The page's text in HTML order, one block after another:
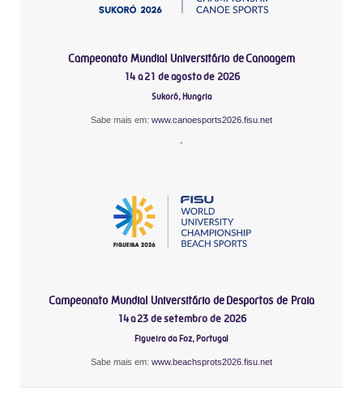
Campeonato Mundial Universitário de Canoagem
14 a 21 de agosto de 2026
Sukoró, Hungria
Sabe mais em: www.canoesports2026.fisu.net
-
Campeonato Mundial Universitário de Desportos de Praia
14 a 23 de setembro de 2026
Figueira da Foz, Portugal
Sabe mais em: www.beachsprots2026.fisu.net